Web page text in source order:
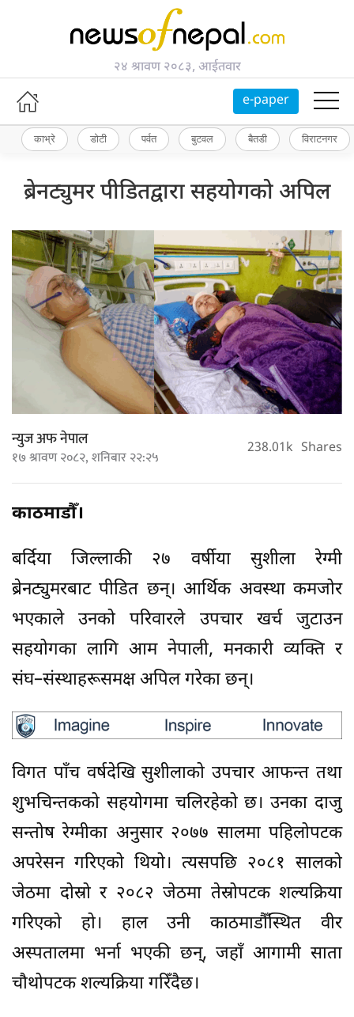
२४ श्रावण २०८३, आईतवार
e-paper
काभ्रे डोटी पर्वत बुटवल बैतडी विराटनगर
ब्रेनट्युमर पीडितद्वारा सहयोगको अपिल
न्युज अफ नेपाल
१७ श्रावण २०८२, शनिबार २२:२५ 238.01k Shares
काठमाडौँ।
बर्दिया जिल्लाकी २७ वर्षीया सुशीला रेग्मी
ब्रेनट्युमरबाट पीडित छन्। आर्थिक अवस्था कमजोर
भएकाले उनको परिवारले उपचार खर्च जुटाउन
सहयोगका लागि आम नेपाली, मनकारी व्यक्ति र
संघ–संस्थाहरूसमक्ष अपिल गरेका छन्।
विगत पाँच वर्षदेखि सुशीलाको उपचार आफन्त तथा
शुभचिन्तकको सहयोगमा चलिरहेको छ। उनका दाजु
सन्तोष रेग्मीका अनुसार २०७७ सालमा पहिलोपटक
अपरेसन गरिएको थियो। त्यसपछि २०८१ सालको
जेठमा दोस्रो र २०८२ जेठमा तेस्रोपटक शल्यक्रिया
गरिएको हो। हाल उनी काठमाडौँस्थित वीर
अस्पतालमा भर्ना भएकी छन्, जहाँ आगामी साता
चौथोपटक शल्यक्रिया गरिँदैछ।